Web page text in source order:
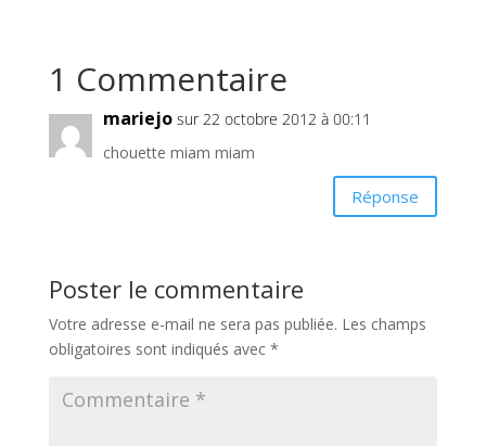
1 Commentaire
mariejo sur 22 octobre 2012 à 00:11
chouette miam miam
Réponse
Poster le commentaire
Votre adresse e-mail ne sera pas publiée. Les champs
obligatoires sont indiqués avec *